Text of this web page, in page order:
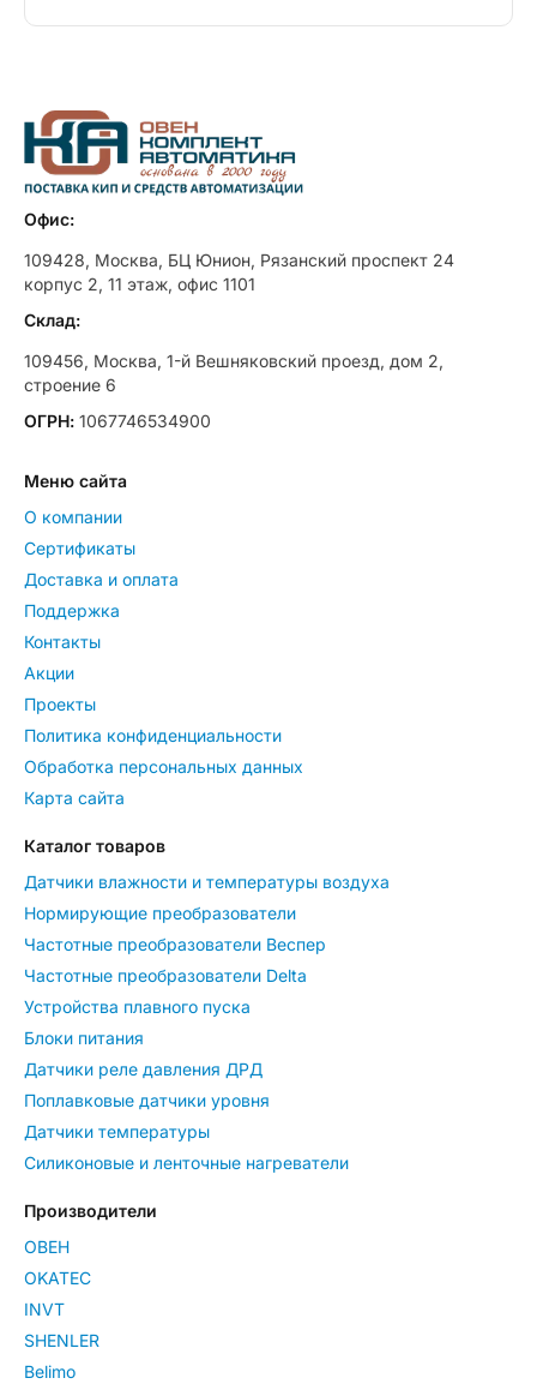
Офис:
109428, Москва, БЦ Юнион, Рязанский проспект 24
корпус 2, 11 этаж, офис 1101
Склад:
109456, Москва, 1-й Вешняковский проезд, дом 2,
строение 6
ОГРН: 1067746534900
Меню сайта
О компании
Сертификаты
Доставка и оплата
Поддержка
Контакты
Акции
Проекты
Политика конфиденциальности
Обработка персональных данных
Карта сайта
Каталог товаров
Датчики влажности и температуры воздуха
Нормирующие преобразователи
Частотные преобразователи Веспер
Частотные преобразователи Delta
Устройства плавного пуска
Блоки питания
Датчики реле давления ДРД
Поплавковые датчики уровня
Датчики температуры
Силиконовые и ленточные нагреватели
Производители
ОВЕН
OKATEC
INVT
SHENLER
Belimo